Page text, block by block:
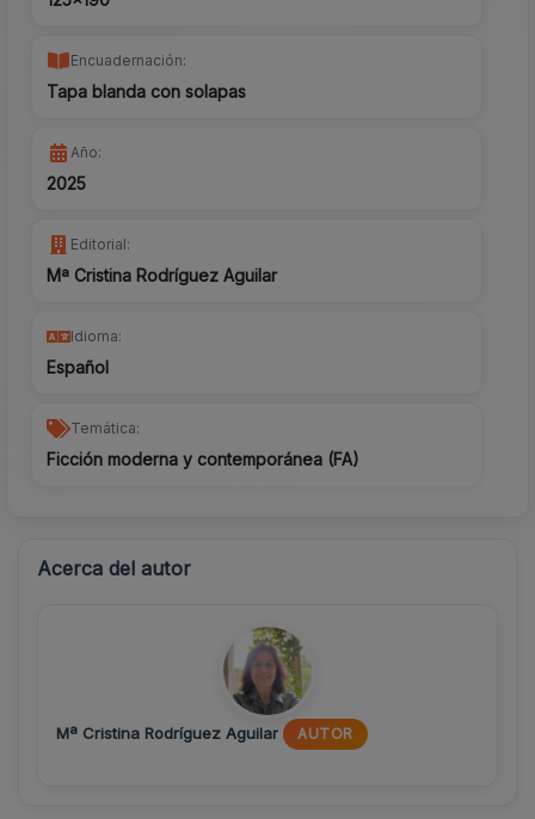
Encuadernación:
Tapa blanda con solapas
Año:
2025
Editorial:
Mª Cristina Rodríguez Aguilar
Idioma:
Español
Temática:
Ficción moderna y contemporánea (FA)
Acerca del autor
Mª Cristina Rodríguez Aguilar AUTOR